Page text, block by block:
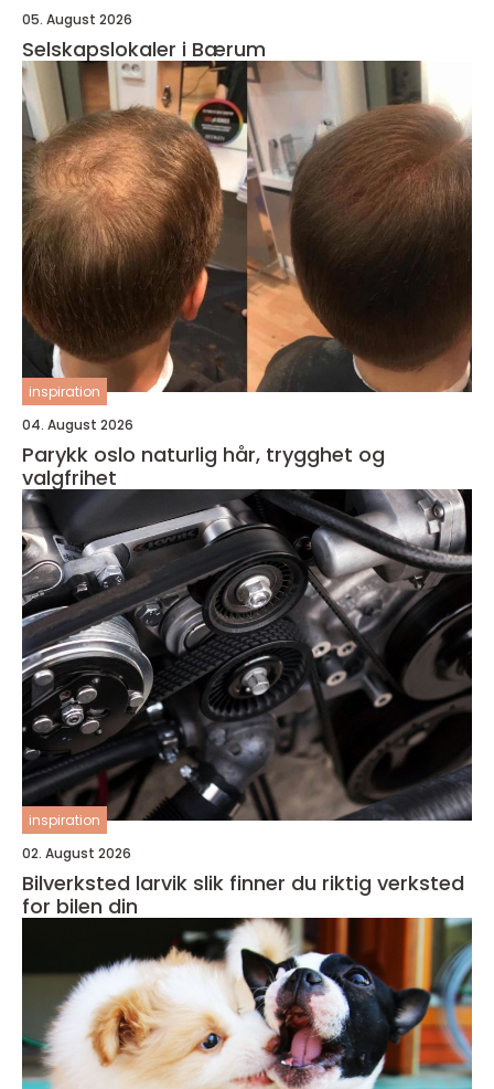
05. August 2026
Selskapslokaler i Bærum
inspiration
04. August 2026
Parykk oslo naturlig hår, trygghet og
valgfrihet
inspiration
02. August 2026
Bilverksted larvik slik finner du riktig verksted
for bilen din